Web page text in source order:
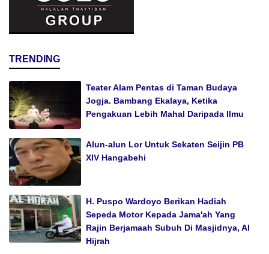
TRENDING
Teater Alam Pentas di Taman Budaya
Jogja. Bambang Ekalaya, Ketika
Pengakuan Lebih Mahal Daripada Ilmu
Alun-alun Lor Untuk Sekaten Seijin PB
XIV Hangabehi
H. Puspo Wardoyo Berikan Hadiah
Sepeda Motor Kepada Jama'ah Yang
Rajin Berjamaah Subuh Di Masjidnya, Al
Hijrah